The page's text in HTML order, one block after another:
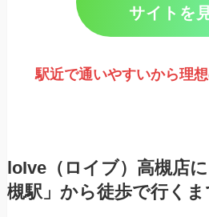
サイトを
駅近で通いやすいから理
loIve（ロイブ）高槻店
槻駅」から徒歩で行く